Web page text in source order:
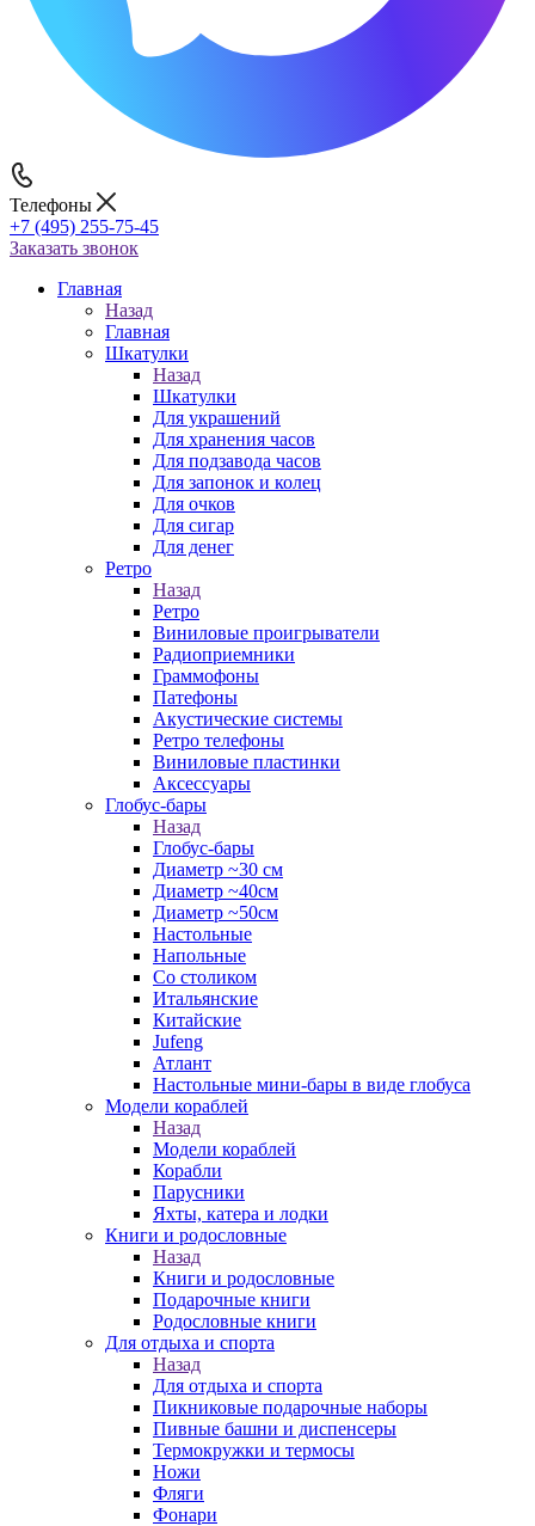
Телефоны
+7 (495) 255-75-45
Заказать звонок
Главная
Назад
Главная
Шкатулки
Назад
Шкатулки
Для украшений
Для хранения часов
Для подзавода часов
Для запонок и колец
Для очков
Для сигар
Для денег
Ретро
Назад
Ретро
Виниловые проигрыватели
Радиоприемники
Граммофоны
Патефоны
Акустические системы
Ретро телефоны
Виниловые пластинки
Аксессуары
Глобус-бары
Назад
Глобус-бары
Диаметр ~30 см
Диаметр ~40см
Диаметр ~50см
Настольные
Напольные
Со столиком
Итальянские
Китайские
Jufeng
Атлант
Настольные мини-бары в виде глобуса
Модели кораблей
Назад
Модели кораблей
Корабли
Парусники
Яхты, катера и лодки
Книги и родословные
Назад
Книги и родословные
Подарочные книги
Родословные книги
Для отдыха и спорта
Назад
Для отдыха и спорта
Пикниковые подарочные наборы
Пивные башни и диспенсеры
Термокружки и термосы
Ножи
Фляги
Фонари